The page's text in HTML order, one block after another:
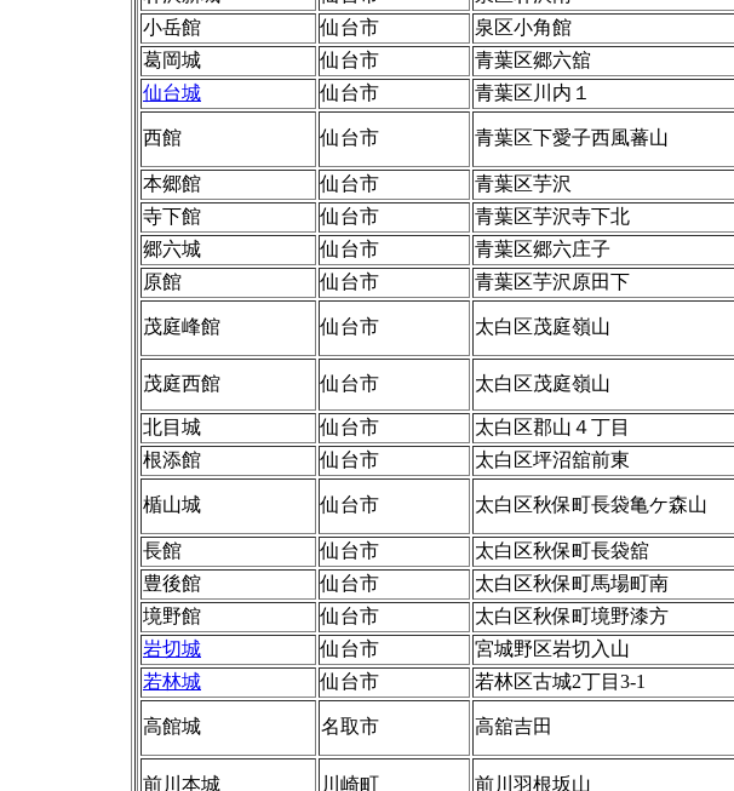
小岳館
仙台市 泉区小角館
葛岡城
仙台市 青葉区郷六舘
仙台城
仙台市 青葉区川内１
西館 仙台市 青葉区下愛子西風蕃山
本郷館 仙台市 青葉区芋沢
寺下館
仙台市 青葉区芋沢寺下北
郷六城
仙台市 青葉区郷六庄子
原館
仙台市 青葉区芋沢原田下
茂庭峰館 仙台市 太白区茂庭嶺山
茂庭西館 仙台市 太白区茂庭嶺山
北目城 仙台市 太白区郡山４丁目
根添館
仙台市 太白区坪沼舘前東
楯山城 仙台市 太白区秋保町長袋亀ケ森山
長館 仙台市 太白区秋保町長袋舘
豊後館
仙台市 太白区秋保町馬場町南
境野館
仙台市 太白区秋保町境野漆方
岩切城
仙台市 宮城野区岩切入山
若林城
仙台市 若林区古城2丁目3-1
高館城 名取市 高舘吉田
前川本城 川崎町 前川羽根坂山